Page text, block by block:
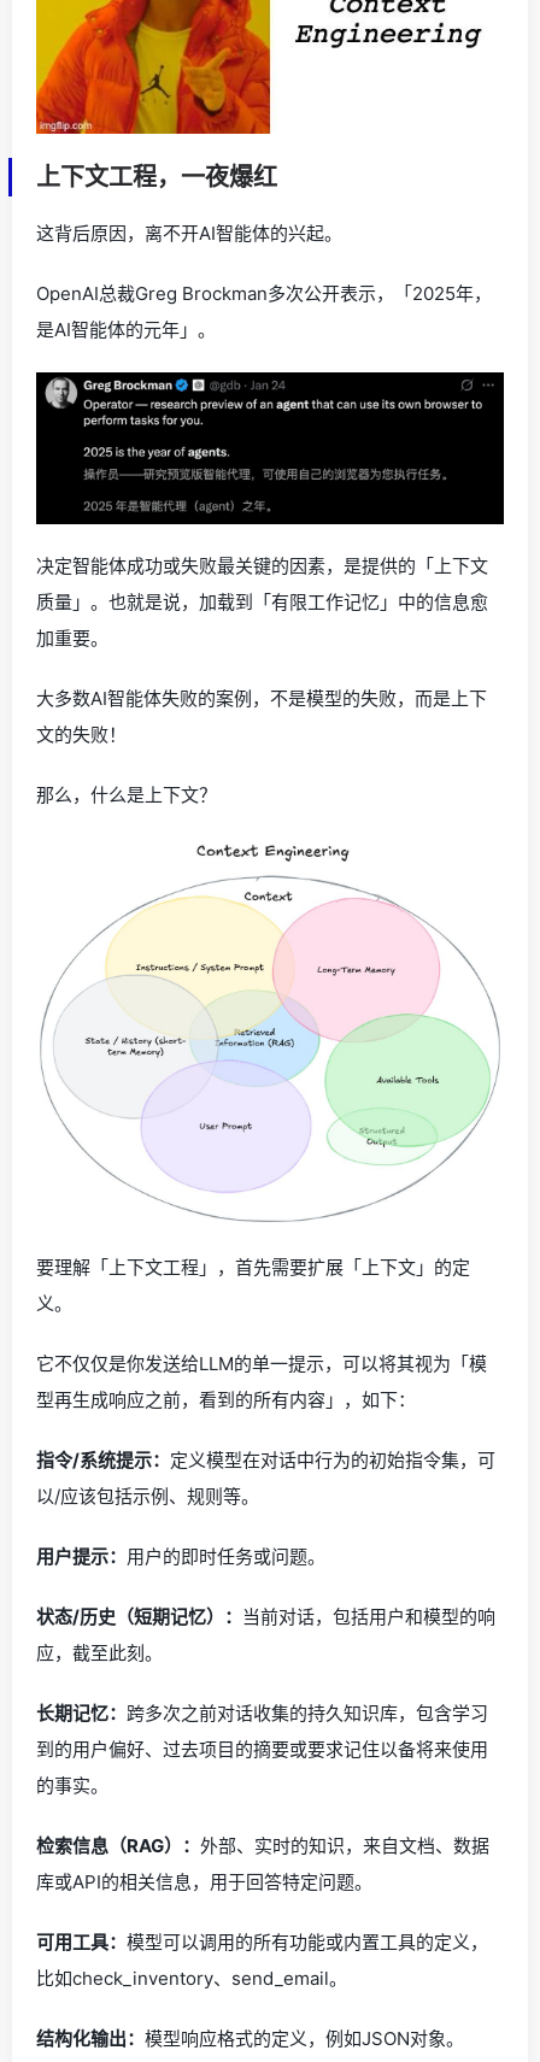
上下文工程，一夜爆红
这背后原因，离不开AI智能体的兴起。
OpenAI总裁Greg Brockman多次公开表示，「2025年，
是AI智能体的元年」。
决定智能体成功或失败最关键的因素，是提供的「上下文
质量」。也就是说，加载到「有限工作记忆」中的信息愈
加重要。
大多数AI智能体失败的案例，不是模型的失败，而是上下
文的失败！
那么，什么是上下文？
要理解「上下文工程」，首先需要扩展「上下文」的定
义。
它不仅仅是你发送给LLM的单一提示，可以将其视为「模
型再生成响应之前，看到的所有内容」，如下：
指令/系统提示： 定义模型在对话中行为的初始指令集，可
以/应该包括示例、规则等。
用户提示： 用户的即时任务或问题。
状态/历史（短期记忆）： 当前对话，包括用户和模型的响
应，截至此刻。
长期记忆： 跨多次之前对话收集的持久知识库，包含学习
到的用户偏好、过去项目的摘要或要求记住以备将来使用
的事实。
检索信息（RAG）： 外部、实时的知识，来自文档、数据
库或API的相关信息，用于回答特定问题。
可用工具： 模型可以调用的所有功能或内置工具的定义，
比如check_inventory、send_email。
结构化输出： 模型响应格式的定义，例如JSON对象。